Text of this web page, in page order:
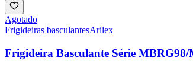
Agotado
Frigideiras basculantesArilex
Frigideira Basculante Série MBRG98/